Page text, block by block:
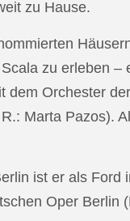
zu Hause.
zu erleben
Orchester
Marta Pazos).
ist er als
Oper Berlin